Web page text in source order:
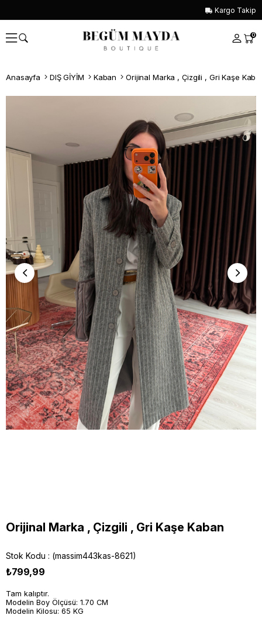
Kargo Takip
0
Anasayfa DIŞ GİYİM Kaban Orijinal Marka , Çizgili , Gri Kaşe
Orijinal Marka , Çizgili , Gri Kaşe Kaban
Stok Kodu (massim443kas-8621)
₺799,99
Tam kalıptır.
Modelin Boy Ölçüsü: 1.70 CM
Modelin Kilosu: 65 KG